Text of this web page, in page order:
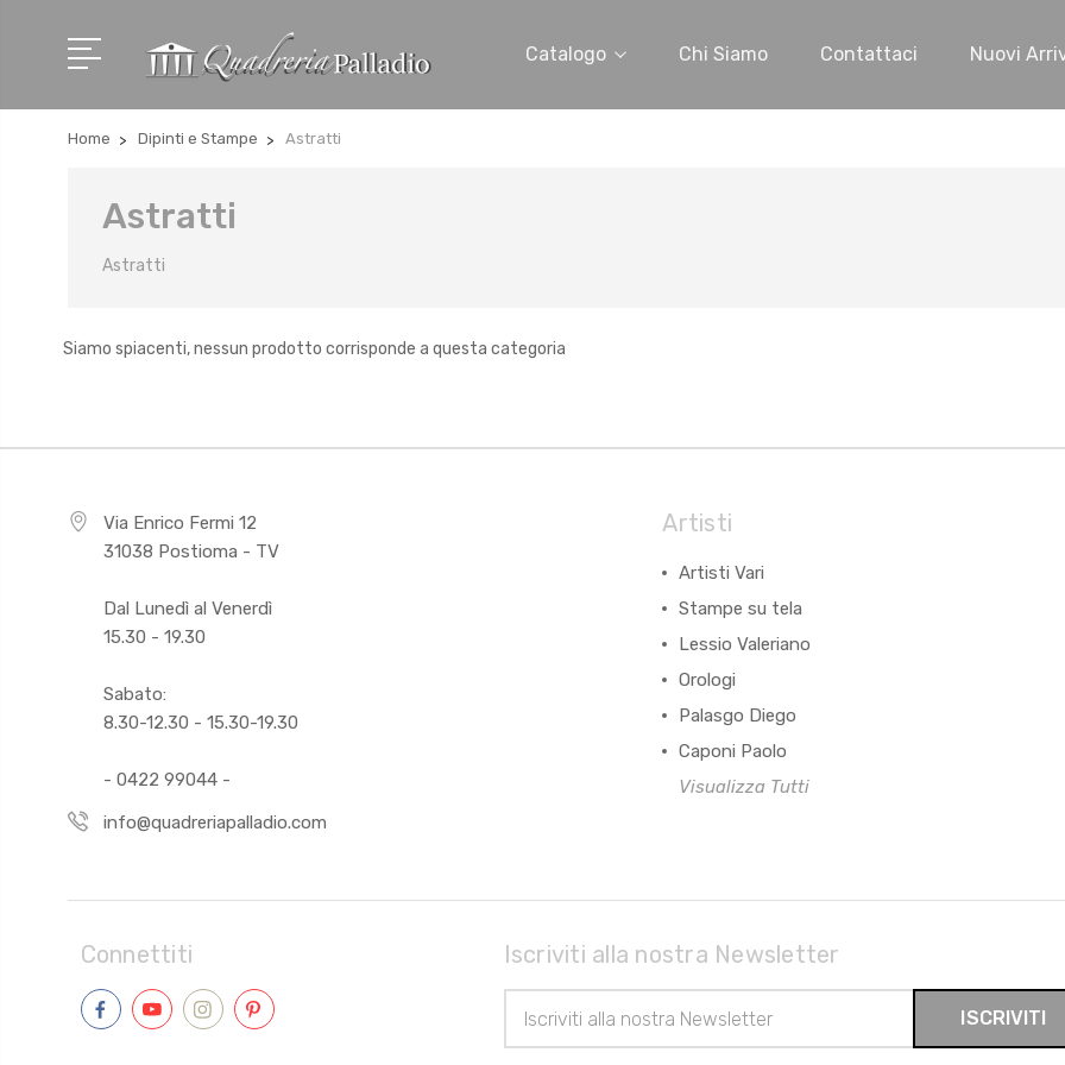
Catalogo Chi Siamo Contattaci Nuovi
Home Dipinti e Stampe Astratti
Astratti
Astratti
Siamo spiacenti, nessun prodotto corrisponde a questa categoria
Via Enrico Fermi 12
31038 Postioma - TV
Dal Lunedì al Venerdì
15.30 - 19.30
Sabato:
8.30-12.30 - 15.30-19.30
- 0422 99044 -
info@quadreriapalladio.com
Artisti
Artisti Vari
Stampe su tela
Lessio Valeriano
Orologi
Palasgo Diego
Caponi Paolo
Visualizza Tutti
Connettiti Iscriviti alla nostra Newsletter
Email